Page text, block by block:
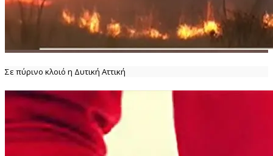
Σε πύρινο κλοιό η Δυτική Αττική